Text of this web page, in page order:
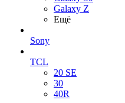
Galaxy Z
Ещё
Sony
TCL
20 SE
30
40R